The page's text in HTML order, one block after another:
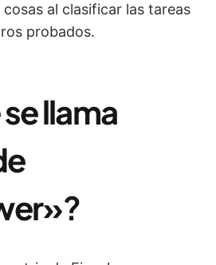
al clasificar las tareas
probados.
llama
?